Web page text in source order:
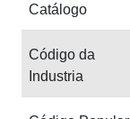
Catálogo
Código da
Industria